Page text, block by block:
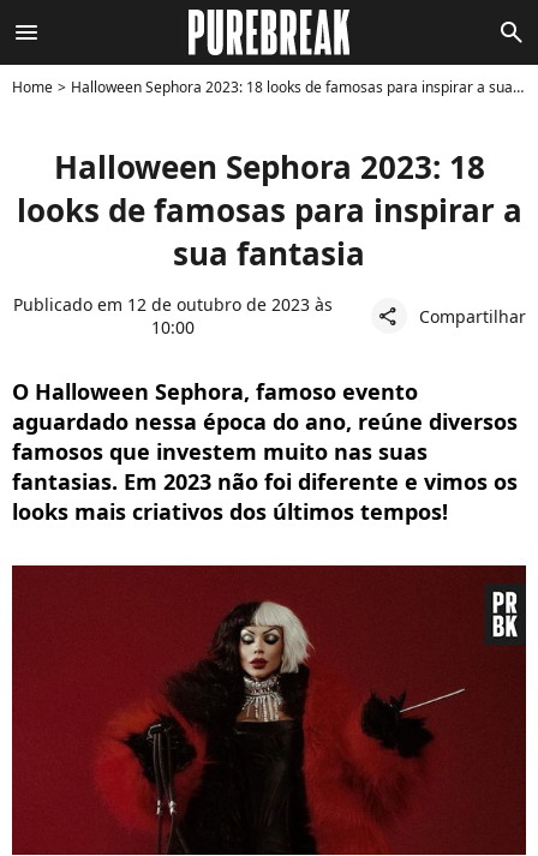
menu search
Home Halloween Sephora 2023: 18 looks de famosas para inspirar a sua fantasia
Halloween Sephora 2023: 18
looks de famosas para inspirar a
sua fantasia
Publicado em 12 de outubro de 2023 às
10:00
share Compartilhar
O Halloween Sephora, famoso evento
aguardado nessa época do ano, reúne diversos
famosos que investem muito nas suas
fantasias. Em 2023 não foi diferente e vimos os
looks mais criativos dos últimos tempos!